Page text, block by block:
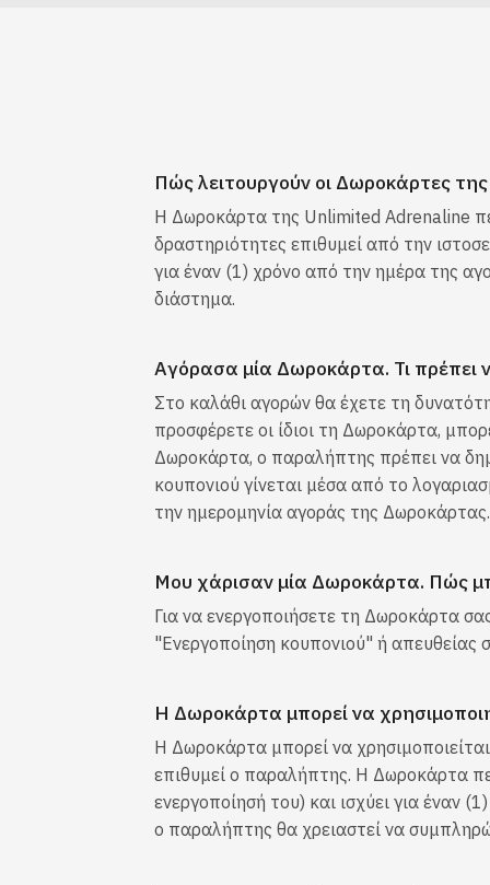
Πώς λειτουργούν οι Δωροκάρτες
Η Δωροκάρτα της Unlimited Adrenaline
δραστηριότητες επιθυμεί από την
για έναν (1) χρόνο από την ημέρα της
διάστημα.
Αγόρασα μία Δωροκάρτα. Τι πρέπει
Στο καλάθι αγορών θα έχετε τη
προσφέρετε οι ίδιοι τη Δωροκάρτα,
Δωροκάρτα, ο παραλήπτης πρέπει να
κουπονιού γίνεται μέσα από το
την ημερομηνία αγοράς της Δωροκάρτας.
Μου χάρισαν μία Δωροκάρτα. Πώς
Για να ενεργοποιήσετε τη Δωροκάρτα
"Ενεργοποίηση κουπονιού" ή απευθείας
Η Δωροκάρτα μπορεί να
Η Δωροκάρτα μπορεί να
επιθυμεί ο παραλήπτης. Η Δωροκάρτα
ενεργοποίησή του) και ισχύει για έναν
ο παραλήπτης θα χρειαστεί να